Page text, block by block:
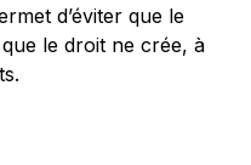
d’éviter que le
le droit ne crée, à